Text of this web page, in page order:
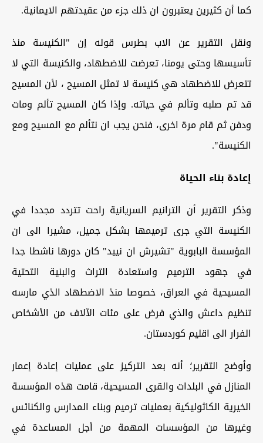
كما أن كثيرين يعتبرون ان ذلك جزء من عقيدتهم الايمانية.
ونقل التقرير عن الاب بطرس قوله إن "الكنيسة منذ
تأسيسها وحتى يومنا، تعرضت للاضطهاد، والكنيسة التي لا
تتعرض للاضطهاد هي كنيسة لا تمثل المسيح ، لأن المسيح
قد تم صلبه وتألم في حياته. وإذا كان المسيح تألم ومات
ودفن ثم قام مرة اخرى، فنحن يجب ان نتألم مع المسيح ومع
الكنيسة".
إعادة بناء الحياة
وذكر التقرير أن الترانيم السريانية راحت تتردد مجددا في
الكنيسة التي جرى ترميمها بشكل جميل، مشيرا الى ان
المؤسسة البابوية "تشيرش ان نييد" كان دورها ناشطا جدا
في جهود الترميم واستعادة التراث والبنية التحتية
المسيحية في العراق، خصوصا منذ الاضطهاد الذي مارسه
تنظيم داعش والذي فرض على مئات الآلاف من الأشخاص
الفرار الى اقليم كوردستان.
وأوضح التقرير؛ أنه بعد التركيز على عمليات إعادة إعمار
المنازل في البلدات والقرى المسيحية، قامت هذه المؤسسة
الخيرية الكاثوليكية بعمليات ترميم وبناء المدارس والكنائس
وغيرها من المؤسسات المهمة من أجل المساعدة في